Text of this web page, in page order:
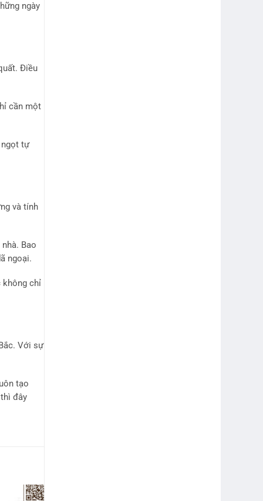
ngày
Điều
cần một
ngọt tự
và tính
Bao
ngoại.
không chỉ
Với sự
tạo
đây